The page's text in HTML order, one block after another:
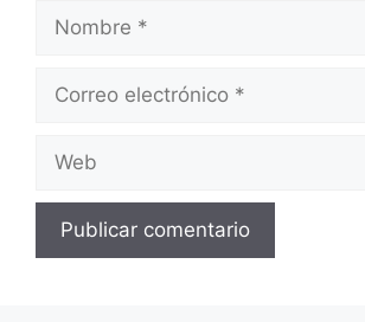
Nombre
Correo
Web